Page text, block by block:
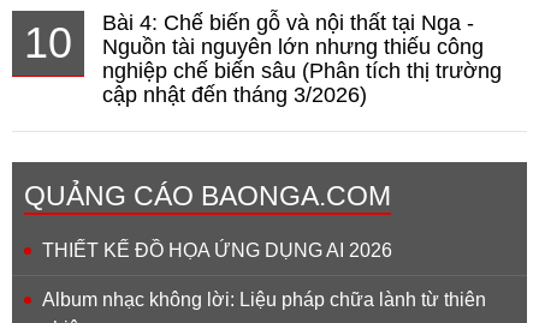
10
Bài 4: Chế biến gỗ và nội thất tại Nga -
Nguồn tài nguyên lớn nhưng thiếu công
nghiệp chế biến sâu (Phân tích thị trường
cập nhật đến tháng 3/2026)
QUẢNG CÁO BAONGA.COM
THIẾT KẾ ĐỒ HỌA ỨNG DỤNG AI 2026
Album nhạc không lời: Liệu pháp chữa lành từ thiên